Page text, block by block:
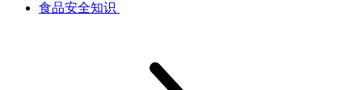
食品安全知识